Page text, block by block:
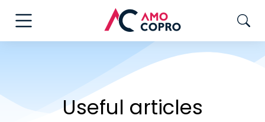
Useful articles